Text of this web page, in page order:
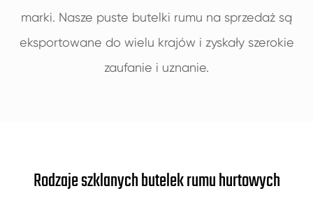
marki. Nasze puste butelki rumu na sprzedaż są
eksportowane do wielu krajów i zyskały szerokie
zaufanie i uznanie.
Rodzaje szklanych butelek rumu hurtowych